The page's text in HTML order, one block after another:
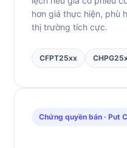
hơn giá thực hiện, phù
thị trường tích cực.
CFPT25xx
Chứng quyền bán · Put